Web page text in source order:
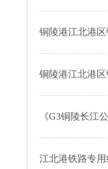
铜陵港江北港
铜陵港江北港
《G3铜陵长江
江北港铁路专